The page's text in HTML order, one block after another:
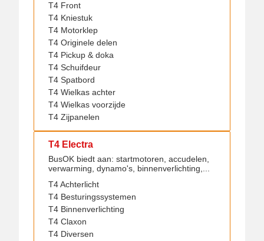
T4 Front
T4 Kniestuk
T4 Motorklep
T4 Originele delen
T4 Pickup & doka
T4 Schuifdeur
T4 Spatbord
T4 Wielkas achter
T4 Wielkas voorzijde
T4 Zijpanelen
T4 Electra
BusOK biedt aan: startmotoren, accudelen,
verwarming, dynamo's, binnenverlichting,...
T4 Achterlicht
T4 Besturingssystemen
T4 Binnenverlichting
T4 Claxon
T4 Diversen